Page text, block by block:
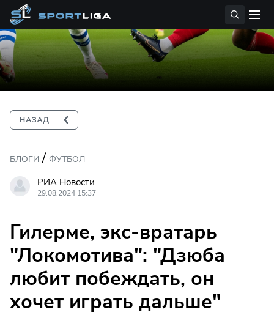
БЛОГИ / ФУТБОЛ
РИА Новости
29.08.2024 15:37
Гилерме, экс-вратарь
"Локомотива": "Дзюба
любит побеждать, он
хочет играть дальше"